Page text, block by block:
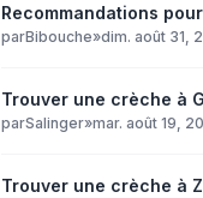
Recommandations
parBibouche»dim. août 31,
Trouver une crèche à
parSalinger»mar. août 19,
Trouver une crèche à